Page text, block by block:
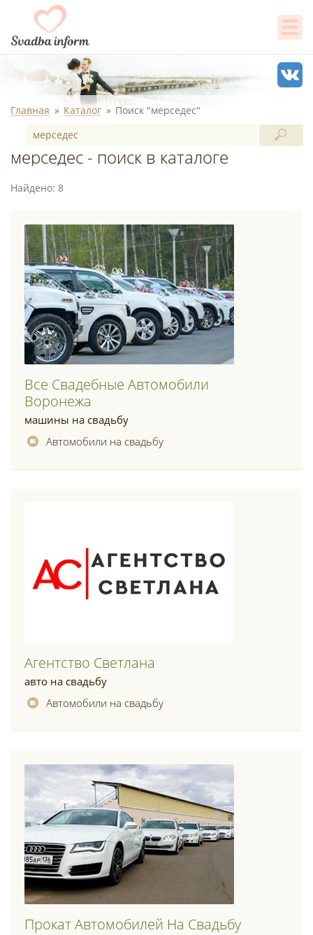
Главная Каталог Поиск "мерседес"
мерседес - поиск в каталоге
Найдено: 8
Все Свадебные Автомобили
Воронежа
машины на свадьбу
Автомобили на свадьбу
Агентство Светлана
авто на свадьбу
Автомобили на свадьбу
Прокат Автомобилей На Свадьбу